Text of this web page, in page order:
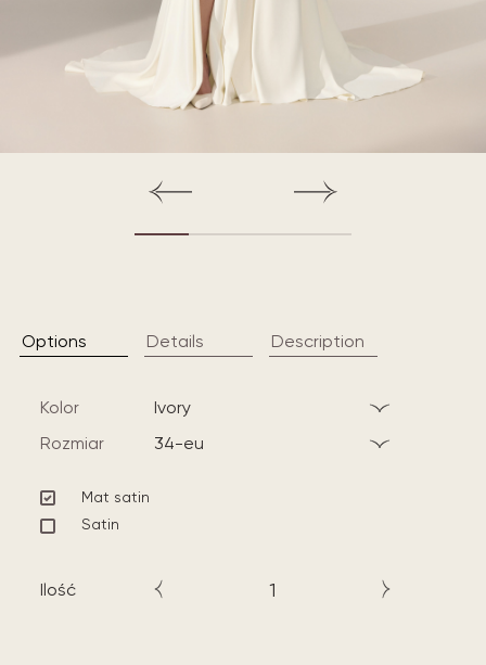
Options Details Description
Kolor
ivory
Rozmiar
34-eu
Mat satin
Satin
Ilość